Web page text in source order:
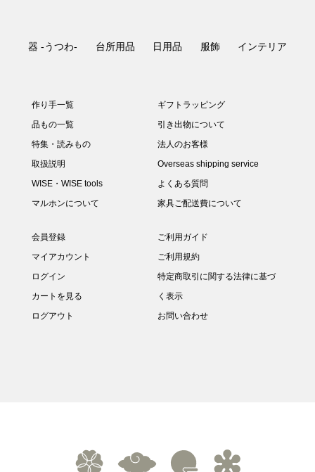
器 -うつわ- 台所用品 日用品 服飾 インテリア
作り手一覧
品もの一覧
特集・読みもの
取扱説明
WISE・WISE tools
マルホンについて
ギフトラッピング
引き出物について
法人のお客様
Overseas shipping service
よくある質問
家具ご配送費について
会員登録
マイアカウント
ログイン
カートを見る
ログアウト
ご利用ガイド
ご利用規約
特定商取引に関する法律に基づ
く表示
お問い合わせ